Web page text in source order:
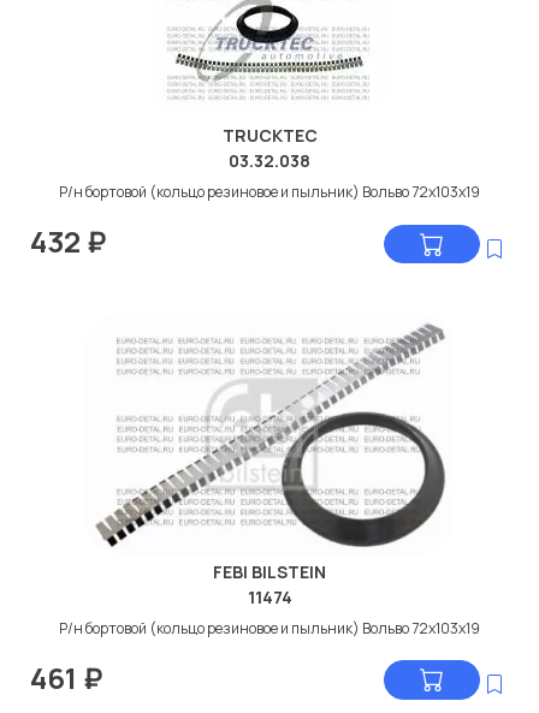
TRUCKTEC
03.32.038
Р/н бортовой (кольцо резиновое и пыльник) Вольво 72x103x19
432 ₽
FEBI BILSTEIN
11474
Р/н бортовой (кольцо резиновое и пыльник) Вольво 72x103x19
461 ₽